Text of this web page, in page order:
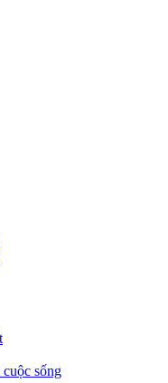
sống